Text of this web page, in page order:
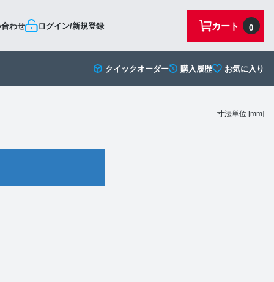
わせ ログイン/新規登録 0
カート
クイックオーダー 購入履歴 お気に入り
寸法単位 [mm]